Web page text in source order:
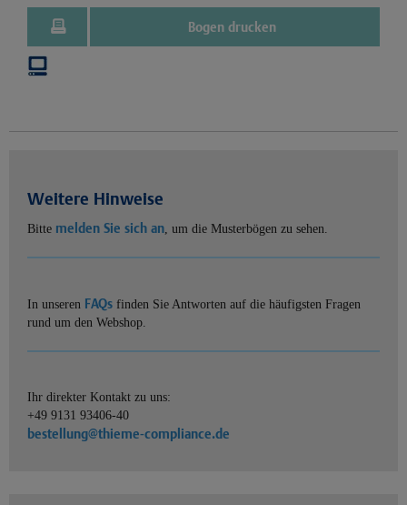
Bogen drucken
Weitere Hinweise
Bitte melden Sie sich an, um die Musterbögen zu sehen.
In unseren FAQs finden Sie Antworten auf die häufigsten Fragen
rund um den Webshop.
Ihr direkter Kontakt zu uns:
+49 9131 93406-40
bestellung@thieme-compliance.de